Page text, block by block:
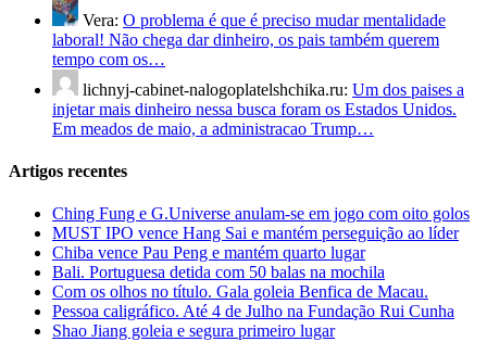
Vera: O problema é que é preciso mudar mentalidade
laboral! Não chega dar dinheiro, os pais também querem
tempo com os…
lichnyj-cabinet-nalogoplatelshchika.ru: Um dos paises a
injetar mais dinheiro nessa busca foram os Estados Unidos.
Em meados de maio, a administracao Trump…
Artigos recentes
Ching Fung e G.Universe anulam-se em jogo com oito golos
MUST IPO vence Hang Sai e mantém perseguição ao líder
Chiba vence Pau Peng e mantém quarto lugar
Bali. Portuguesa detida com 50 balas na mochila
Com os olhos no título. Gala goleia Benfica de Macau.
Pessoa caligráfico. Até 4 de Julho na Fundação Rui Cunha
Shao Jiang goleia e segura primeiro lugar